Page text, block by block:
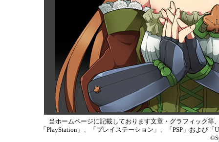
当ホームページに記載しております文章・グラフィック
「PlayStation」、「プレイステーション」、「PSP」および